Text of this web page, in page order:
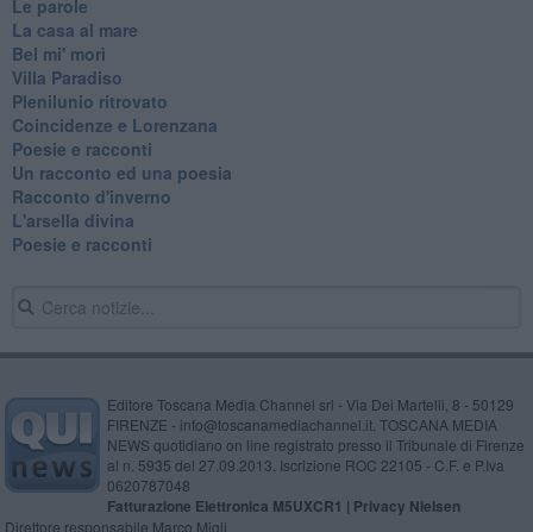
Le parole
La casa al mare
Bel mi' morì
Villa Paradiso
Plenilunio ritrovato
Coincidenze e Lorenzana
Poesie e racconti
Un racconto ed una poesia
Racconto d'inverno
​L'arsella divina
Poesie e racconti
Editore Toscana Media Channel srl - Via Dei Martelli, 8 - 50129
FIRENZE - info@toscanamediachannel.it. TOSCANA MEDIA
NEWS quotidiano on line registrato presso il Tribunale di Firenze
al n. 5935 del 27.09.2013. Iscrizione ROC 22105 - C.F. e P.Iva
0620787048
Fatturazione Elettronica M5UXCR1 | Privacy Nielsen
Direttore responsabile Marco Migli